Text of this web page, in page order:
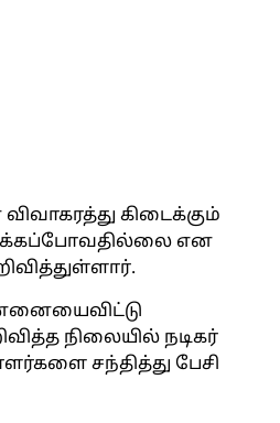
கிடைக்கும்
என
நிலையில் நடிகர்
சந்தித்து பேசி